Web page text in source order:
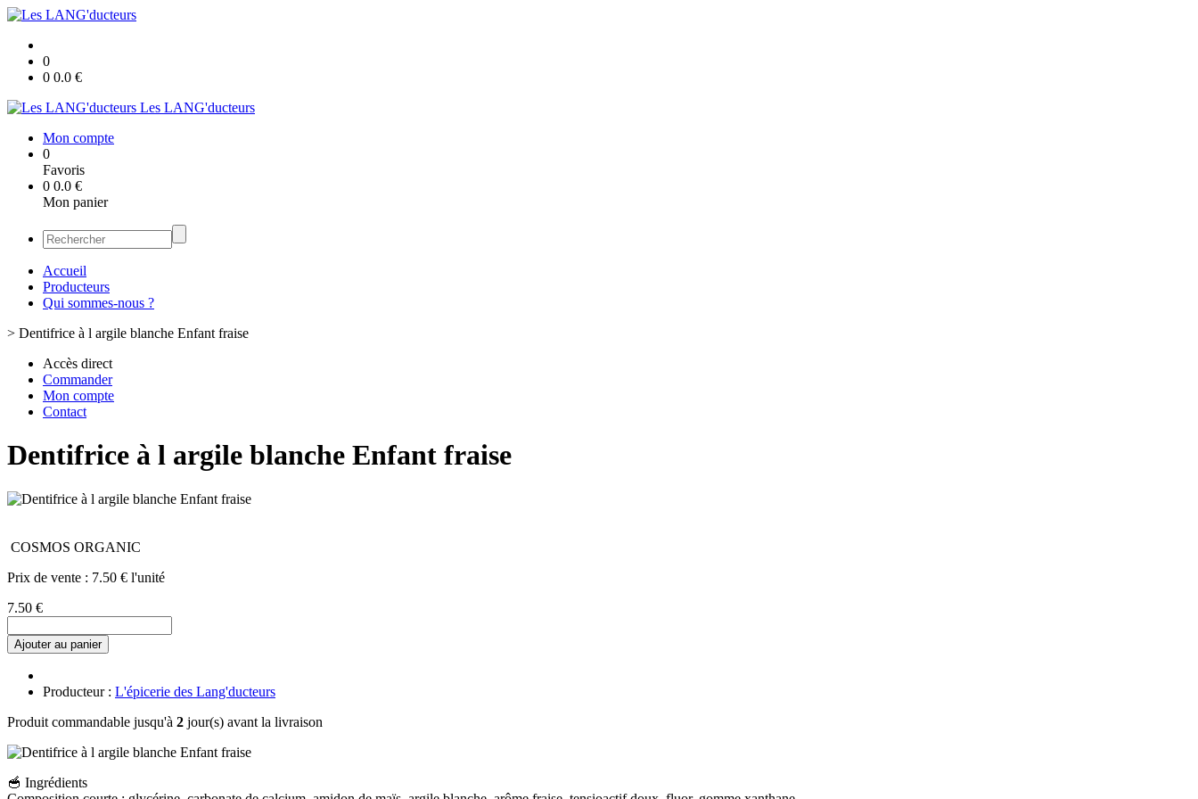
0
0 0.0 €
Les LANG'ducteurs
Mon compte
0
Favoris
0 0.0 €
Mon panier
Accueil
Producteurs
Qui sommes-nous ?
> Dentifrice à l argile blanche Enfant fraise
Accès direct
Commander
Mon compte
Contact
Dentifrice à l argile blanche Enfant fraise
COSMOS ORGANIC
Prix de vente : 7.50 € l'unité
7.50 €
Ajouter au panier
Producteur : L'épicerie des Lang'ducteurs
Produit commandable jusqu'à 2 jour(s) avant la livraison
🥣 Ingrédients